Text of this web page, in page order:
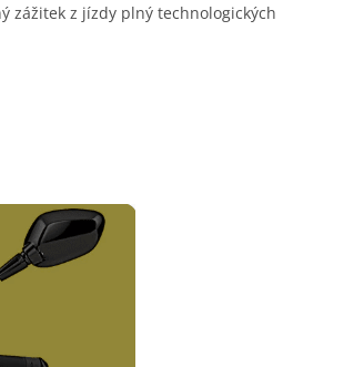
zážitek z jízdy plný technologických